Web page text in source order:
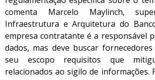
comenta Marcelo Maylinch,
Infraestrutura e Arquitetura do
empresa contratante é a responsável
dados, mas deve buscar
seu escopo requisitos que
relacionados ao sigilo de informações.